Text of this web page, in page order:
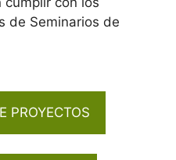
de Seminarios de
PROYECTOS